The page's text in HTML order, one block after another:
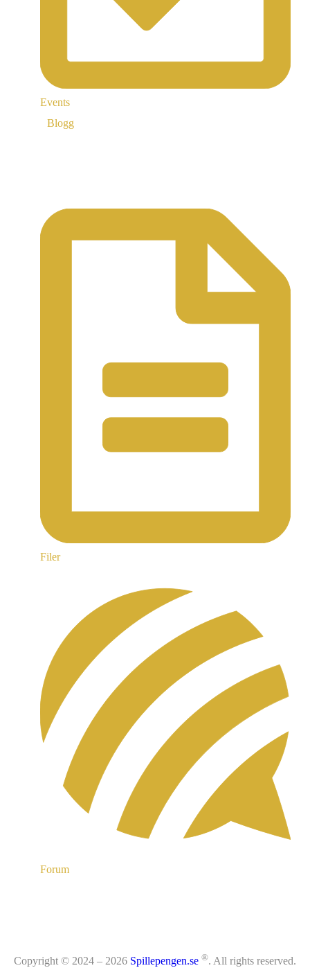
Events
Blogg
Filer
Forum
Copyright © 2024 – 2026 Spillepengen.se ®. All rights reserved.